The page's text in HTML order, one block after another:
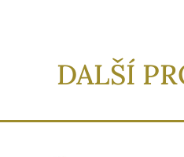
DALŠÍ